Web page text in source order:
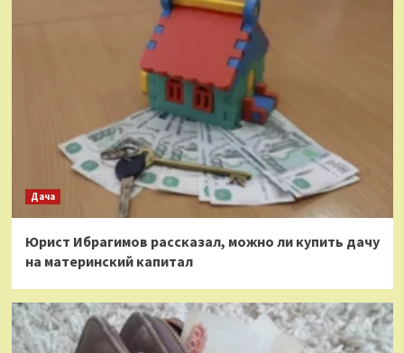
Дача
Юрист Ибрагимов рассказал, можно ли купить дачу
на материнский капитал